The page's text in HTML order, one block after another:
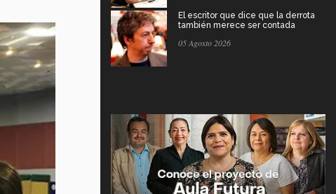
El escritor que dice que la derrota
también merece ser contada
05 Agosto 2026